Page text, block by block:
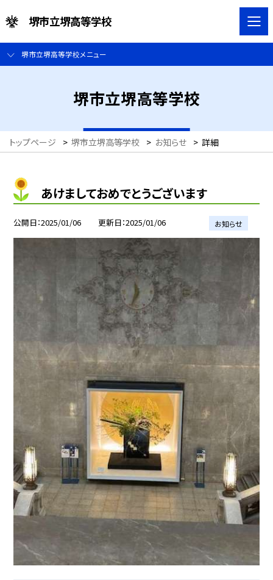
堺市立堺高等学校
堺市立堺高等学校メニュー
堺市立堺高等学校
トップページ > 堺市立堺高等学校 > お知らせ > 詳細
あけましておめでとうございます
公開日 2025/01/06 更新日 2025/01/06 お知らせ